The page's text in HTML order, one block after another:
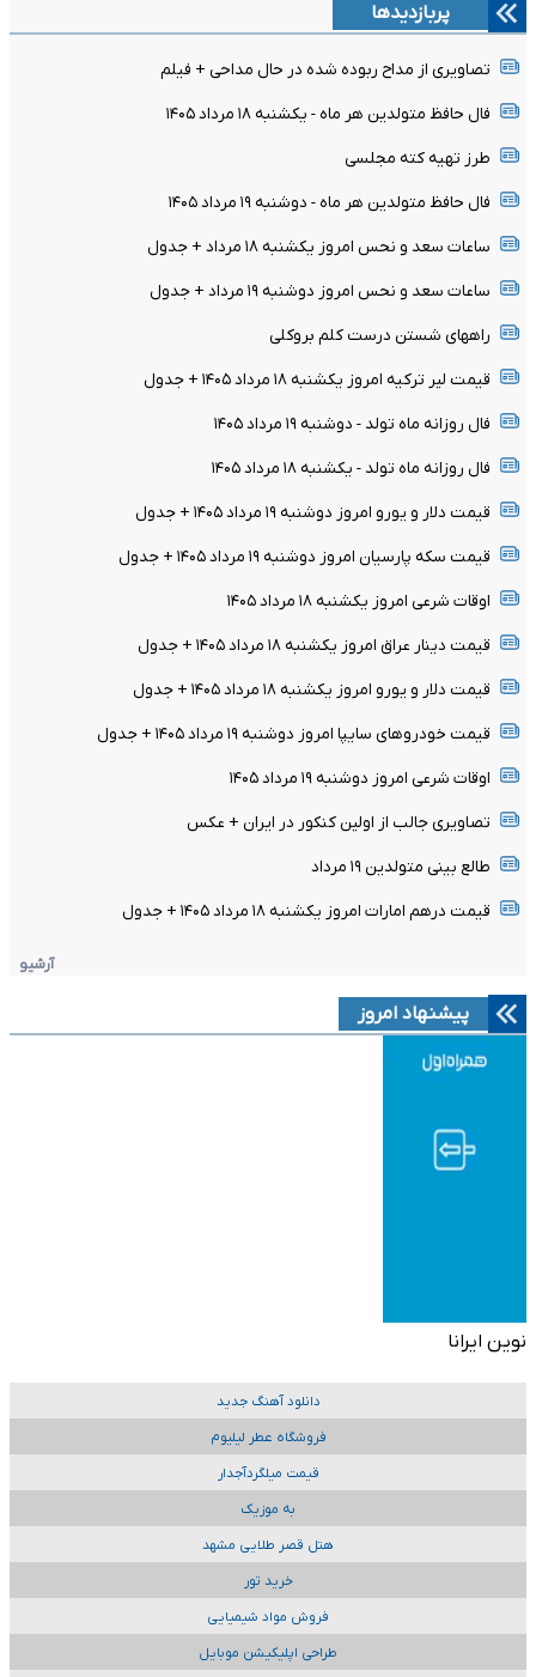
پربازدیدها
تصاویری از مداح ربوده شده در حال مداحی + فیلم
فال حافظ متولدین هر ماه - یکشنبه ۱۸ مرداد ۱۴۰۵
طرز تهیه کته مجلسی
فال حافظ متولدین هر ماه - دوشنبه ۱۹ مرداد ۱۴۰۵
ساعات سعد و نحس امروز یکشنبه ۱۸ مرداد + جدول
ساعات سعد و نحس امروز دوشنبه ۱۹ مرداد + جدول
راههای شستن درست کلم بروکلی
قیمت لیر ترکیه امروز یکشنبه ۱۸ مرداد ۱۴۰۵ + جدول
فال روزانه ماه تولد - دوشنبه ۱۹ مرداد ۱۴۰۵
فال روزانه ماه تولد - یکشنبه ۱۸ مرداد ۱۴۰۵
قیمت دلار و یورو امروز دوشنبه ۱۹ مرداد ۱۴۰۵ + جدول
قیمت سکه پارسیان امروز دوشنبه ۱۹ مرداد ۱۴۰۵ + جدول
اوقات شرعی امروز یکشنبه ۱۸ مرداد ۱۴۰۵
قیمت دینار عراق امروز یکشنبه ۱۸ مرداد ۱۴۰۵ + جدول
قیمت دلار و یورو امروز یکشنبه ۱۸ مرداد ۱۴۰۵ + جدول
قیمت خودرو‌های سایپا امروز دوشنبه ۱۹ مرداد ۱۴۰۵ + جدول
اوقات شرعی امروز دوشنبه ۱۹ مرداد ۱۴۰۵
تصاویری جالب از اولین کنکور در ایران + عکس
طالع بینی متولدین ۱۹ مرداد
قیمت درهم امارات امروز یکشنبه ۱۸ مرداد ۱۴۰۵ + جدول
آرشیو
پیشنهاد امروز
نوین ایرانا
دانلود آهنگ جدید
فروشگاه عطر لیلیوم
قیمت میلگردآجدار
به موزیک
هتل قصر طلایی مشهد
خرید تور
فروش مواد شیمیایی
طراحی اپلیکیشن موبایل